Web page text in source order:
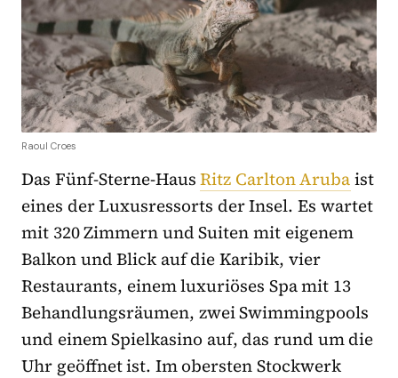
Raoul Croes
Das Fünf-Sterne-HausRitz Carlton Arubaist
eines der Luxusressorts der Insel. Es wartet
mit 320 Zimmern und Suiten mit eigenem
Balkon und Blick auf die Karibik, vier
Restaurants, einem luxuriöses Spa mit 13
Behandlungsräumen, zwei Swimmingpools
und einem Spielkasino auf, das rund um die
Uhr geöffnet ist. Im obersten Stockwerk